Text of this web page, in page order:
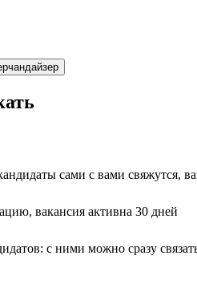
сами с вами свяжутся,
вакансия активна 30 дней
с ними можно сразу